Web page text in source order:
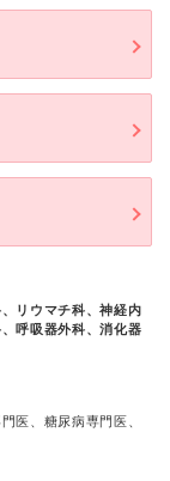
リウマチ科、神経内
呼吸器外科、消化器
医、糖尿病専門医、